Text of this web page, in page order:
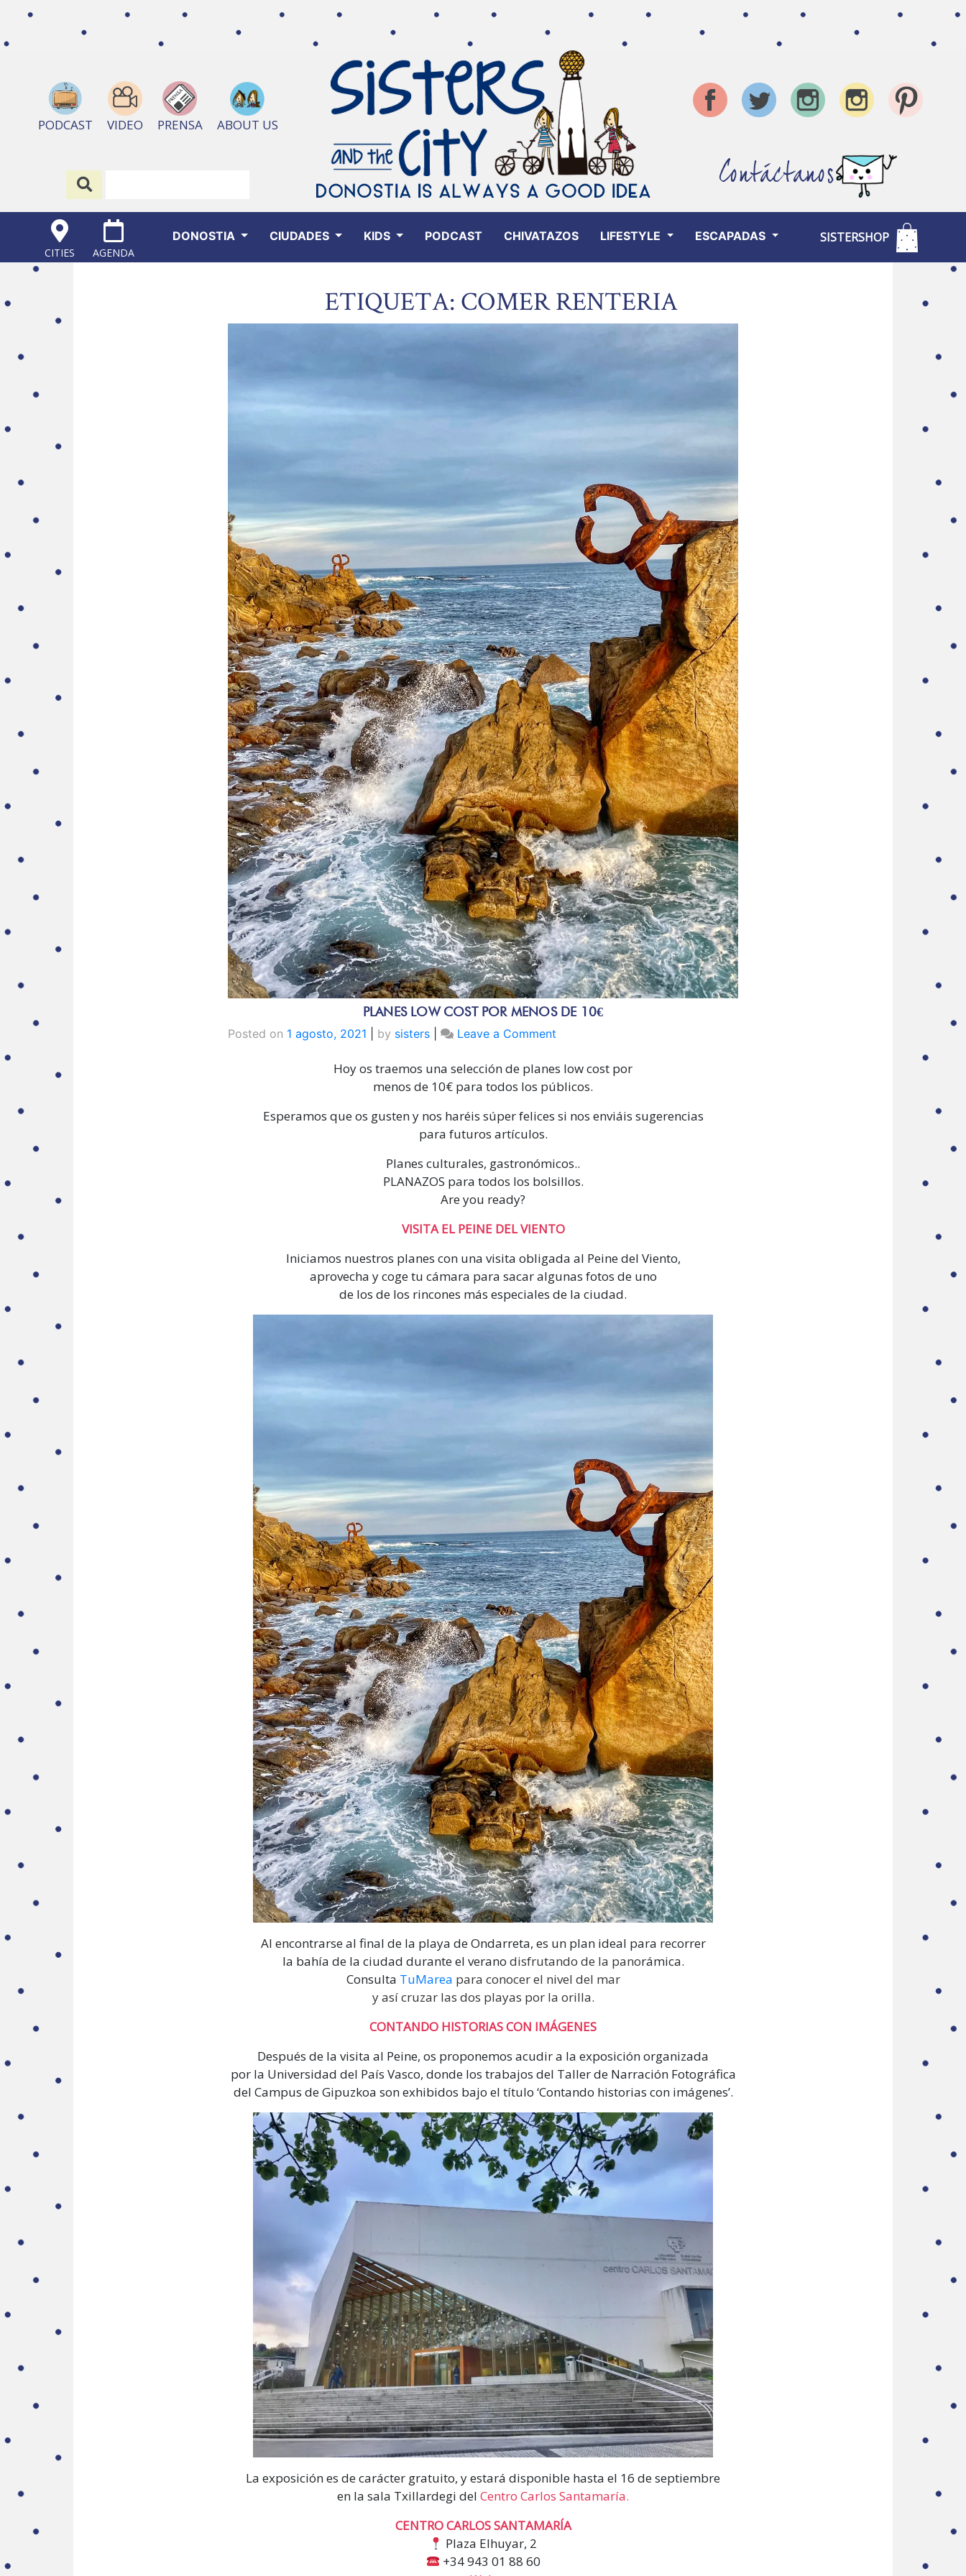
PODCAST VIDEO PRENSA ABOUT US
Contáctanos
CITIES AGENDA
DONOSTIA CIUDADES KIDS PODCAST CHIVATAZOS LIFESTYLE ESCAPADAS SISTERSHOP
ETIQUETA: COMER RENTERIA
PLANES LOW COST POR MENOS DE 10€
Posted on 1 agosto, 2021 by sisters Leave a Comment
LOW
COST
MENOS
Hoy os traemos una selección de planes low cost por
menos de 10€ para todos los públicos.
Esperamos que os gusten y nos haréis súper felices si nos enviáis sugerencias
para futuros artículos.
Planes culturales, gastronómicos..
PLANAZOS para todos los bolsillos.
Are you ready?
VISITA EL PEINE DEL VIENTO
Iniciamos nuestros planes con una visita obligada al Peine del Viento,
aprovecha y coge tu cámara para sacar algunas fotos de uno
de los de los rincones más especiales de la ciudad.
Al encontrarse al final de la playa de Ondarreta, es un plan ideal para recorrer
la bahía de la ciudad durante el verano disfrutando de la panorámica.
Consulta TuMarea para conocer el nivel del mar
y así cruzar las dos playas por la orilla.
CONTANDO HISTORIAS CON IMÁGENES
Después de la visita al Peine, os proponemos acudir a la exposición organizada
por la Universidad del País Vasco, donde los trabajos del Taller de Narración Fotográfica
del Campus de Gipuzkoa son exhibidos bajo el título ‘Contando historias con imágenes’.
La exposición es de carácter gratuito, y estará disponible hasta el 16 de septiembre
en la sala Txillardegi del Centro Carlos Santamaría.
CENTRO CARLOS SANTAMARÍA
Plaza Elhuyar, 2
+34 943 01 88 60